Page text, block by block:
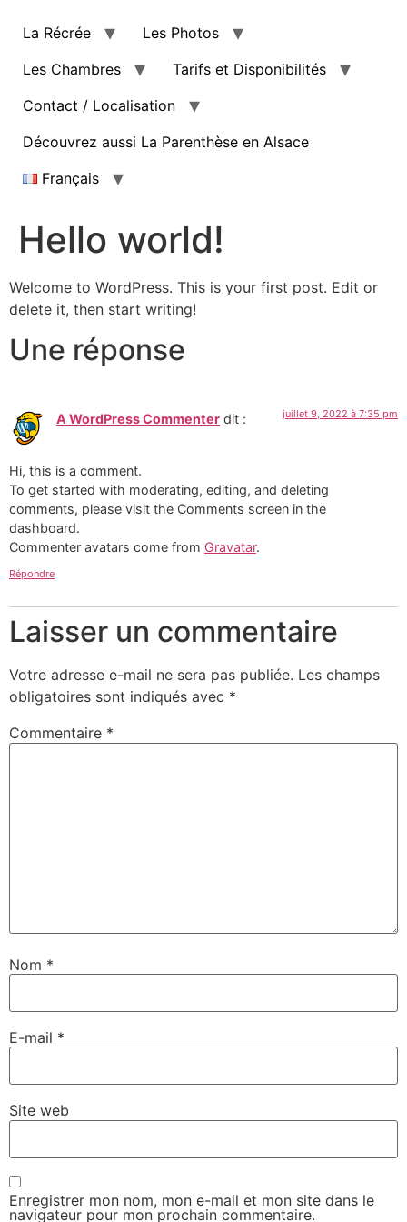
La Récrée
Les Photos
Les Chambres
Tarifs et Disponibilités
Contact / Localisation
Découvrez aussi La Parenthèse en Alsace
Français
Hello world!
Welcome to WordPress. This is your first post. Edit or
delete it, then start writing!
Une réponse
A WordPress Commenter dit : juillet 9, 2022 à 7:35 pm
Hi, this is a comment.
To get started with moderating, editing, and deleting
comments, please visit the Comments screen in the
dashboard.
Commenter avatars come from Gravatar.
Répondre
Laisser un commentaire
Votre adresse e-mail ne sera pas publiée. Les champs
obligatoires sont indiqués avec *
Commentaire *
Nom *
E-mail *
Site web
Enregistrer mon nom, mon e-mail et mon site dans le
navigateur pour mon prochain commentaire.